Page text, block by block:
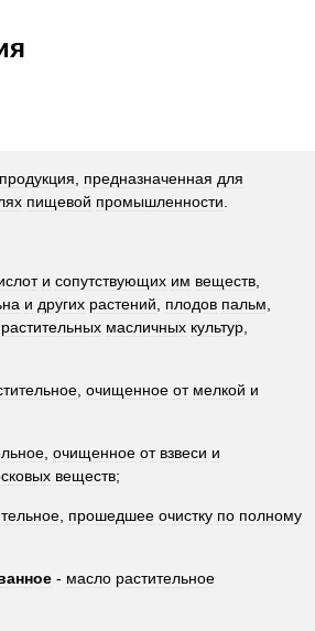
продукция предназначенная для
пищевой промышленности
и сопутствующих им веществ
и других растений плодов пальм
растительных масличных культур
очищенное от мелкой и
очищенное от взвеси и
веществ;
прошедшее очистку по полному
- масло растительное